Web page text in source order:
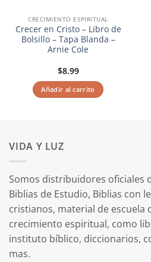
CRECIMIENTO ESPIRITUAL
Crecer en Cristo – Libro de
Bolsillo – Tapa Blanda –
Arnie Cole
$8.99
Añadir al carrito
VIDA Y LUZ
Somos distribuidores oficiales
Biblias de Estudio, Biblias con
cristianos, material de escuela
crecimiento espiritual, como
instituto bíblico, diccionarios,
mas.